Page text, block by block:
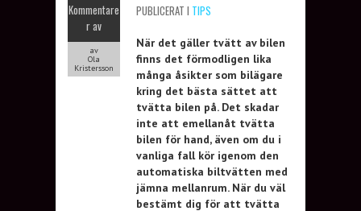
Kommentare
r av
av
Ola
Kristersson
PUBLICERAT I TIPS
När det gäller tvätt av bilen
finns det förmodligen lika
många åsikter som bilägare
kring det bästa sättet att
tvätta bilen på. Det skadar
inte att emellanåt tvätta
bilen för hand, även om du i
vanliga fall kör igenom den
automatiska biltvätten med
jämna mellanrum. När du väl
bestämt dig för att tvätta